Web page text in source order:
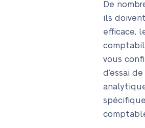
De
ils
efficace,
vous
d’essai